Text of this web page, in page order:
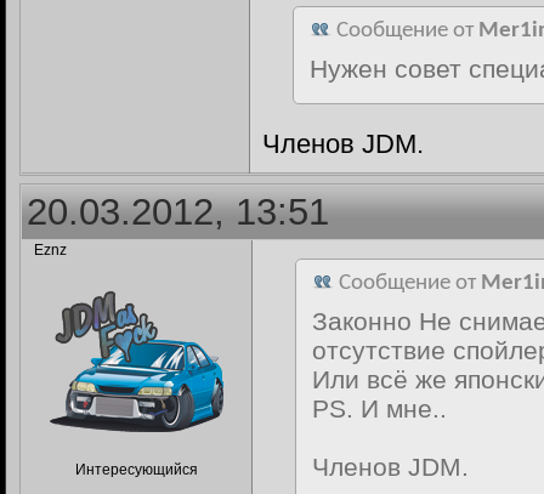
Сообщение от
Нужен совет
Членов JDM.
20.03.2012, 13:51
Eznz
Интересующийся
Сообщение от
Законно Не
отсутствие
Или всё же
PS. И мне..
Членов JDM.